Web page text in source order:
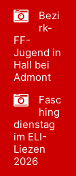
Bezi
rk-
FF-
Jugend in
Hall bei
Admont
Fasc
hing
dienstag
im ELI-
Liezen
2026